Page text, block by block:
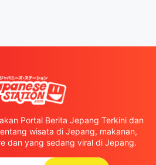
Portal Berita Jepang Terkini dan
wisata di Jepang, makanan,
dan yang sedang viral di Jepang.